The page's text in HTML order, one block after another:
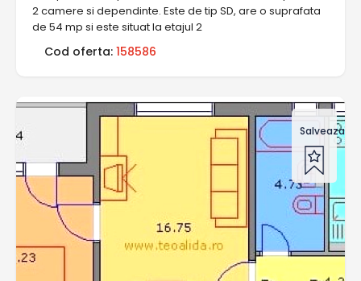
2 camere si dependinte. Este de tip SD, are o suprafata
de 54 mp si este situat la etajul 2
Cod oferta: 158586
Salveaza